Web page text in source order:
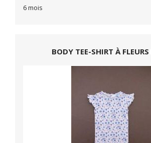
6 mois
BODY TEE-SHIRT À